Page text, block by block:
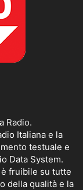
Radio.
Italiana e la
testuale e
Data System.
fruibile su tutte
della qualità e la